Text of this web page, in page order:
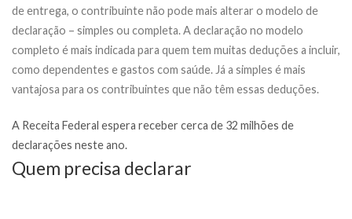
de entrega, o contribuinte não pode mais alterar o modelo de
declaração – simples ou completa. A declaração no modelo
completo é mais indicada para quem tem muitas deduções a incluir,
como dependentes e gastos com saúde. Já a simples é mais
vantajosa para os contribuintes que não têm essas deduções.
A Receita Federal espera receber cerca de 32 milhões de
declarações neste ano.
Quem precisa declarar